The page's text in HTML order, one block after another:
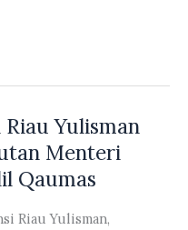
Yulisman
Menteri
Qaumas
Riau Yulisman,